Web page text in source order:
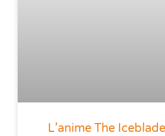
L’anime The